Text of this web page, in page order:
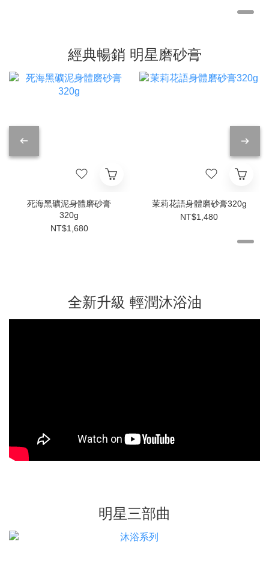
經典暢銷 明星磨砂膏
死海黑礦泥身體磨砂膏
320g
NT$1,680
茉莉花語身體磨砂膏320g
NT$1,480
全新升級 輕潤沐浴油
明星三部曲